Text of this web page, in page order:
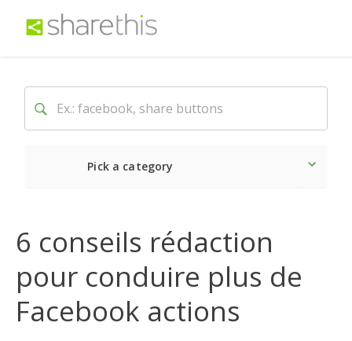
Pick a category
6 conseils rédaction
pour conduire plus de
Facebook actions